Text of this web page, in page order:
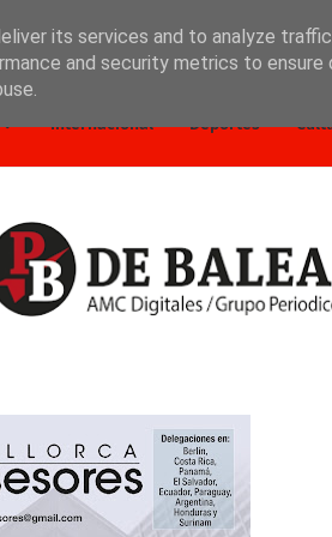
Internacional Deportes
its services and to analyze
and security metrics to